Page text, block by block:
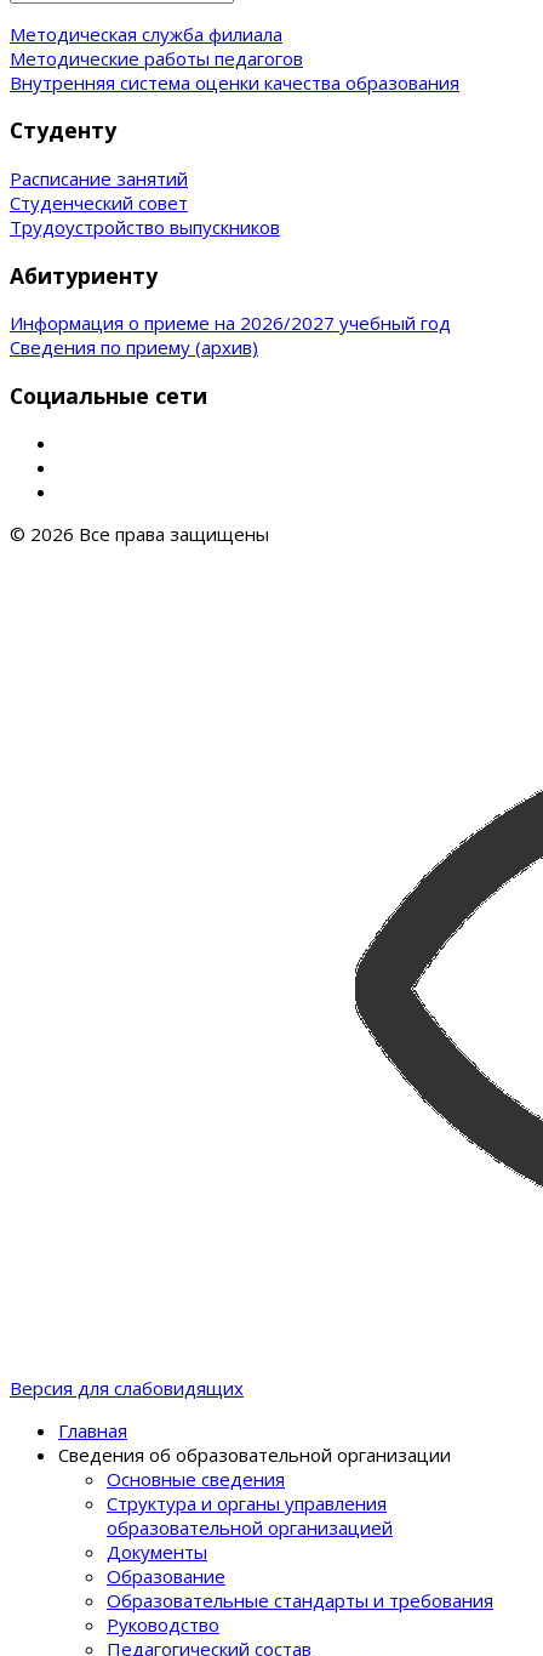
Методическая служба филиала
Методические работы педагогов
Внутренняя система оценки качества образования
Студенту
Расписание занятий
Студенческий совет
Трудоустройство выпускников
Абитуриенту
Информация о приеме на 2026/2027 учебный год
Сведения по приему (архив)
Социальные сети
© 2026 Все права защищены
Версия для слабовидящих
Главная
Сведения об образовательной организации
Основные сведения
Структура и органы управления
образовательной организацией
Документы
Образование
Образовательные стандарты и требования
Руководство
Педагогический состав